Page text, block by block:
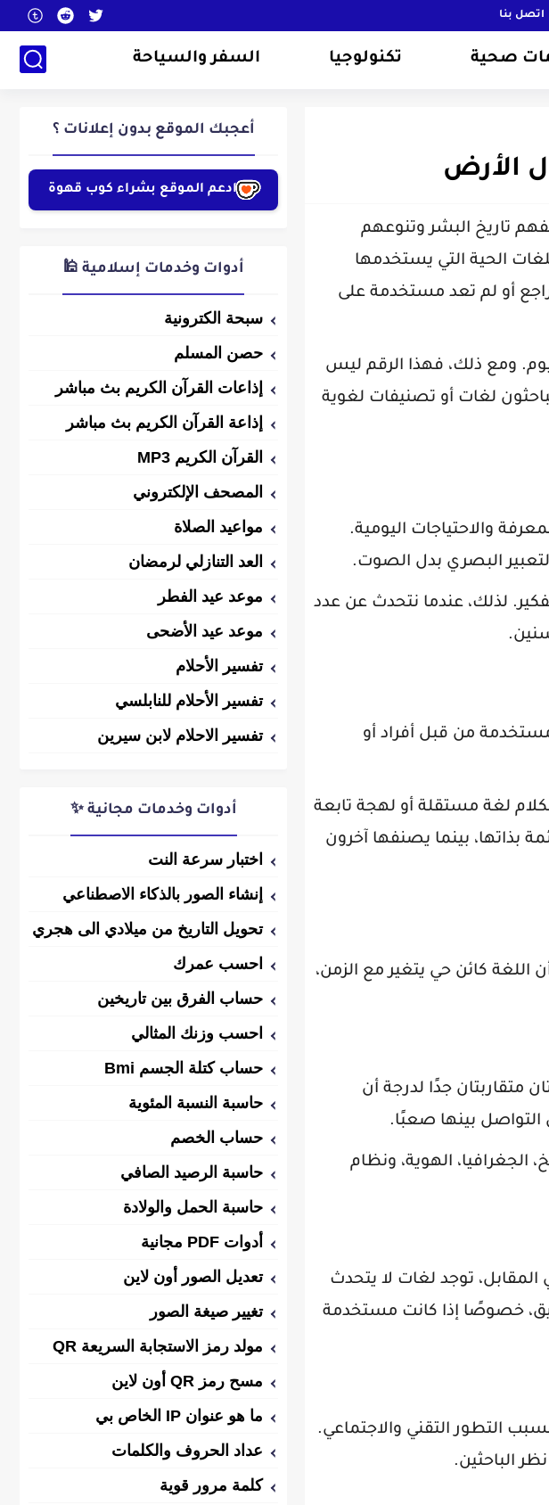
اتصل بنا
صحية تكنولوجيا السفر والسياحة
الأرض
تاريخ البشر وتنوعهم
الحية التي يستخدمها
أو لم تعد مستخدمة على
ومع ذلك، فهذا الرقم ليس
لغات أو تصنيفات لغوية
والاحتياجات اليومية.
البصري بدل الصوت.
لذلك، عندما نتحدث عن عدد
مستخدمة من قبل أفراد أو
لغة مستقلة أو لهجة تابعة
بذاتها، بينما يصنفها آخرون
اللغة كائن حي يتغير مع الزمن،
متقاربتان جدًا لدرجة أن
بينها صعبًا.
الهوية، ونظام
المقابل، توجد لغات لا يتحدث
خصوصًا إذا كانت مستخدمة
التطور التقني والاجتماعي.
الباحثين.
أعجبك الموقع بدون إعلانات ؟
ادعم الموقع بشراء كوب قهوة
أدوات وخدمات إسلامية 🕌
سبحة الكترونية
حصن المسلم
إذاعات القرآن الكريم بث مباشر
إذاعة القرآن الكريم بث مباشر
القرآن الكريم MP3
المصحف الإلكتروني
مواعيد الصلاة
العد التنازلي لرمضان
موعد عيد الفطر
موعد عيد الأضحى
تفسير الأحلام
تفسير الأحلام للنابلسي
تفسير الاحلام لابن سيرين
أدوات وخدمات مجانية ✨
اختبار سرعة النت
إنشاء الصور بالذكاء الاصطناعي
تحويل التاريخ من ميلادي الى هجري
احسب عمرك
حساب الفرق بين تاريخين
احسب وزنك المثالي
حساب كتلة الجسم Bmi
حاسبة النسبة المئوية
حساب الخصم
حاسبة الرصيد الصافي
حاسبة الحمل والولادة
أدوات PDF مجانية
تعديل الصور أون لاين
تغيير صيغة الصور
مولد رمز الاستجابة السريعة QR
مسح رمز QR أون لاين
ما هو عنوان IP الخاص بي
عداد الحروف والكلمات
كلمة مرور قوية